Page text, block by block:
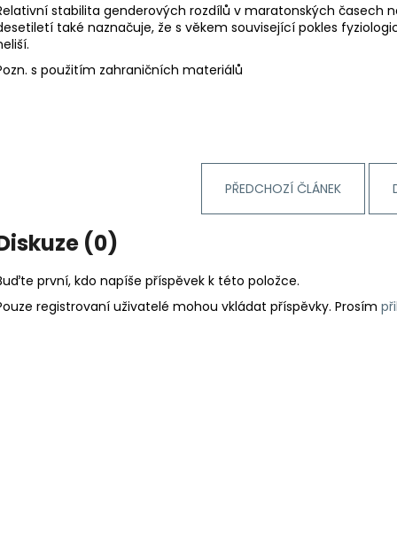
stabilita genderových rozdílů v maratonských časech
také naznačuje, že s věkem související pokles
s použitím zahraničních materiálů
PŘEDCHOZÍ ČLÁNEK
(0)
první, kdo napíše příspěvek k této položce.
registrovaní uživatelé mohou vkládat příspěvky. Prosím